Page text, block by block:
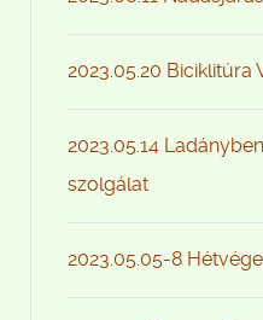
2023.05.20 Biciklitúra
2023.05.14
szolgálat
2023.05.05-8